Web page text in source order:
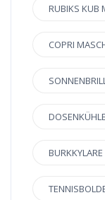
RUBIKS KUB
COPRI